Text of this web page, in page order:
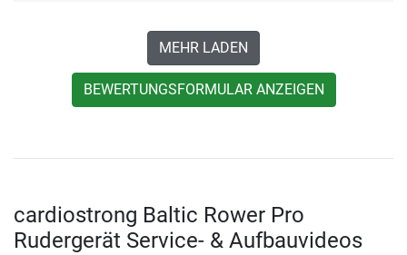
MEHR LADEN
BEWERTUNGSFORMULAR ANZEIGEN
cardiostrong Baltic Rower Pro
Rudergerät Service- & Aufbauvideos